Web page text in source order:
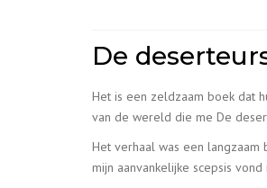
De
Het is een zeldzaam boek dat
van de wereld die me De
Het verhaal was een
mijn aanvankelijke scepsis